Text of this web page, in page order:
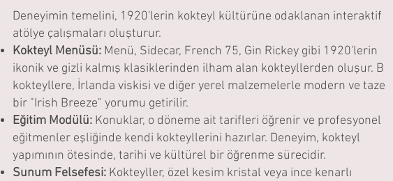
Deneyimin temelini, 1920'lerin kokteyl kültürüne odaklanan interaktif
atölye çalışmaları oluşturur.
Kokteyl Menüsü: Menü, Sidecar, French 75, Gin Rickey gibi 1920'lerin
ikonik ve gizli kalmış klasiklerinden ilham alan kokteyllerden oluşur. Bu
kokteyllere, İrlanda viskisi ve diğer yerel malzemelerle modern ve taze
bir "Irish Breeze" yorumu getirilir.
Eğitim Modülü: Konuklar, o döneme ait tarifleri öğrenir ve profesyonel
eğitmenler eşliğinde kendi kokteyllerini hazırlar. Deneyim, kokteyl
yapımının ötesinde, tarihi ve kültürel bir öğrenme sürecidir.
Sunum Felsefesi: Kokteyller, özel kesim kristal veya ince kenarlı